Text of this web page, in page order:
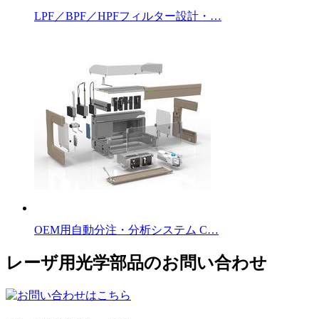
LPF／BPF／HPFフィルター設計・…
OEM用自動分注・分析システム C…
レーザ用光学部品のお問い合わせ